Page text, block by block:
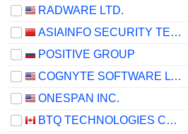
RADWARE LTD.
ASIAINFO SECURITY TECHNOLOGIES CO.,LTD.
POSITIVE GROUP
COGNYTE SOFTWARE LTD.
ONESPAN INC.
BTQ TECHNOLOGIES CORP.